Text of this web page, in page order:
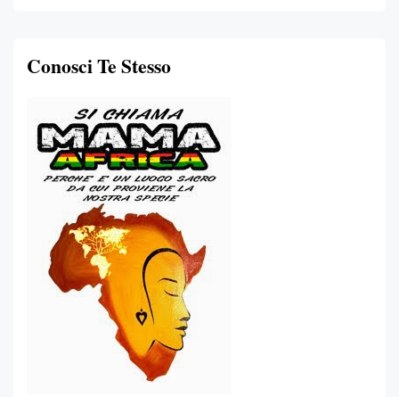
Conosci Te Stesso